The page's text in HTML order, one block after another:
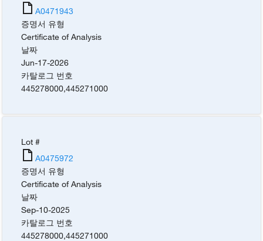
A0471943
증명서 유형
Certificate of Analysis
날짜
Jun-17-2026
카탈로그 번호
445278000,445271000
Lot #
A0475972
증명서 유형
Certificate of Analysis
날짜
Sep-10-2025
카탈로그 번호
445278000,445271000